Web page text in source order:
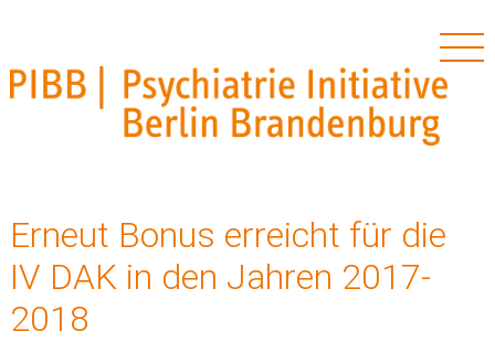
content
Erneut Bonus erreicht für die
IV DAK in den Jahren 2017-
2018